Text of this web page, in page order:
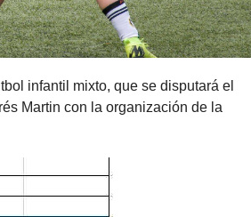
infantil mixto, que se disputará el
Martin con la organización de la